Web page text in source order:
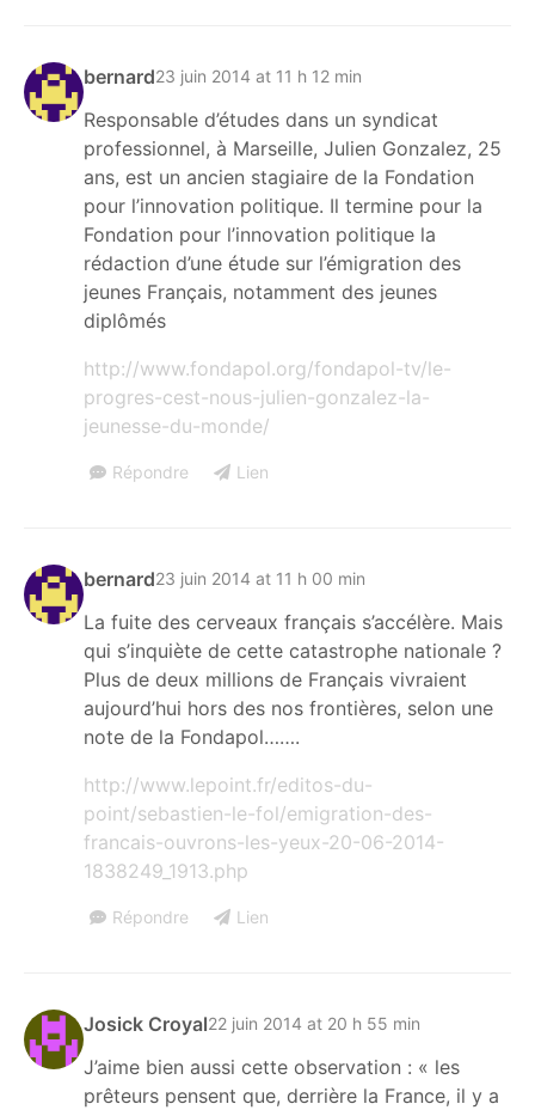
bernard23 juin 2014 at 11 h 12 min
Responsable d’études dans un syndicat
professionnel, à Marseille, Julien Gonzalez, 25
ans, est un ancien stagiaire de la Fondation
pour l’innovation politique. Il termine pour la
Fondation pour l’innovation politique la
rédaction d’une étude sur l’émigration des
jeunes Français, notamment des jeunes
diplômés
http://www.fondapol.org/fondapol-tv/le-
progres-cest-nous-julien-gonzalez-la-
jeunesse-du-monde/
Répondre Lien
bernard23 juin 2014 at 11 h 00 min
La fuite des cerveaux français s’accélère. Mais
qui s’inquiète de cette catastrophe nationale ?
Plus de deux millions de Français vivraient
aujourd’hui hors des nos frontières, selon une
note de la Fondapol…….
http://www.lepoint.fr/editos-du-
point/sebastien-le-fol/emigration-des-
francais-ouvrons-les-yeux-20-06-2014-
1838249_1913.php
Répondre Lien
Josick Croyal22 juin 2014 at 20 h 55 min
J’aime bien aussi cette observation : « les
prêteurs pensent que, derrière la France, il y a